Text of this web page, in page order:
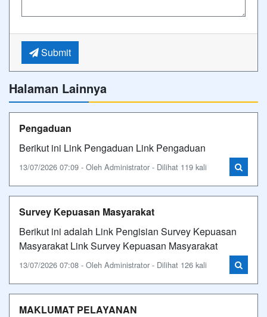
Submit
Halaman Lainnya
Pengaduan
Berikut ini Link Pengaduan Link Pengaduan
13/07/2026 07:09 - Oleh Administrator - Dilihat 119 kali
Survey Kepuasan Masyarakat
Berikut ini adalah Link Pengisian Survey Kepuasan
Masyarakat Link Survey Kepuasan Masyarakat
13/07/2026 07:08 - Oleh Administrator - Dilihat 126 kali
MAKLUMAT PELAYANAN